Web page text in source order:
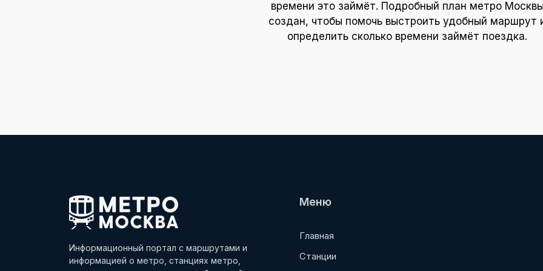
времени это займёт. Подробный план метро
создан, чтобы помочь выстроить удобный маршрут
определить сколько времени займёт поездка.
Информационный портал с маршрутами и
информацией о метро, станциях метро,
Меню
Главная
Станции